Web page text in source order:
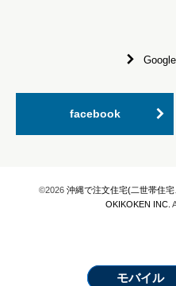
facebook
©2026 沖縄で注文住宅(二世帯住
OKIKOKEN INC.
モバイル